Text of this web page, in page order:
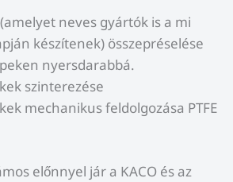
neves gyártók is a mi
készítenek) összepréselése
nyersdarabbá.
szinterezése
mechanikus feldolgozása PTFE
előnnyel jár a KACO és az